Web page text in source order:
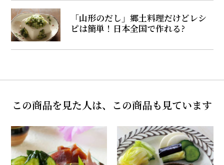
「山形のだし」郷土料理だけどレシ
ピは簡単！日本全国で作れる?
この商品を見た人は、この商品も見ています